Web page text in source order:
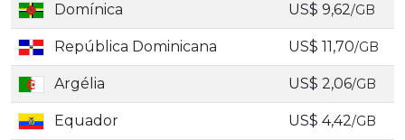
Domínica US$ 9,62/GB
República Dominicana US$ 11,70/GB
Argélia US$ 2,06/GB
Equador US$ 4,42/GB